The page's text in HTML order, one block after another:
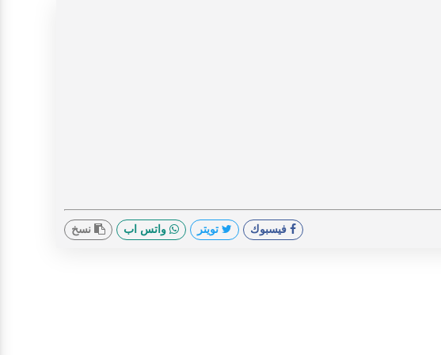
فيسبوك تويتر واتس اب نسخ